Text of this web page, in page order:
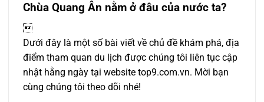
Chùa Quang Ân nằm ở đâu của nước ta?

Dưới đây là một số bài viết về chủ đề khám phá, địa
điểm tham quan du lịch được chúng tôi liên tục cập
nhật hằng ngày tại website top9.com.vn. Mời bạn
cùng chúng tôi theo dõi nhé!